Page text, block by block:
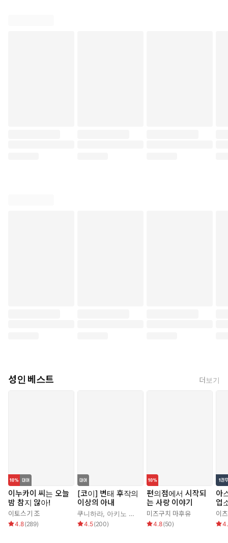
성인 베스트 더보기
이누카이 씨는 오늘
밤 참지 않아!
이토스기 조
4.8(289)
[코이] 변태 후작의
이상의 아내
쿠니하라, 아키노 신쥬 가무
4.5(200)
편의점에서 시작되
는 사랑 이야기
미즈구치 마후유
4.8(50)
아
업
니
이